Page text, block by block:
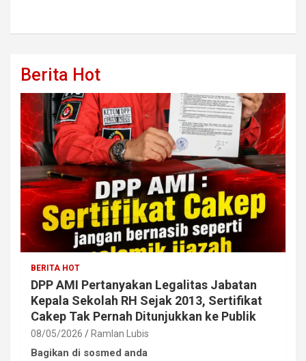
Berita Hot
BERITA HOT
DPP AMI Pertanyakan Legalitas Jabatan
Kepala Sekolah RH Sejak 2013, Sertifikat
Cakep Tak Pernah Ditunjukkan ke Publik
08/05/2026 Ramlan Lubis
Bagikan di sosmed anda